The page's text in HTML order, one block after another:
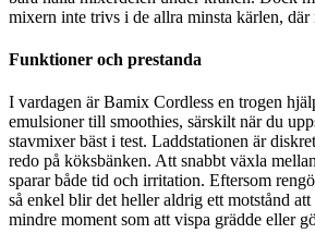
mixern inte trivs i de allra minsta kärlen,
Funktioner och prestanda
I vardagen är Bamix Cordless en trogen
emulsioner till smoothies, särskilt när du
stavmixer bäst i test. Laddstationen är
redo på köksbänken. Att snabbt växla
sparar både tid och irritation. Eftersom
så enkel blir det heller aldrig ett motstånd
mindre moment som att vispa grädde eller